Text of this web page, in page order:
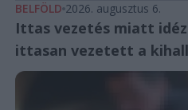
BELFÖLD 2026. augusztus 6.
Ittas vezetés miatt
ittasan vezetett a